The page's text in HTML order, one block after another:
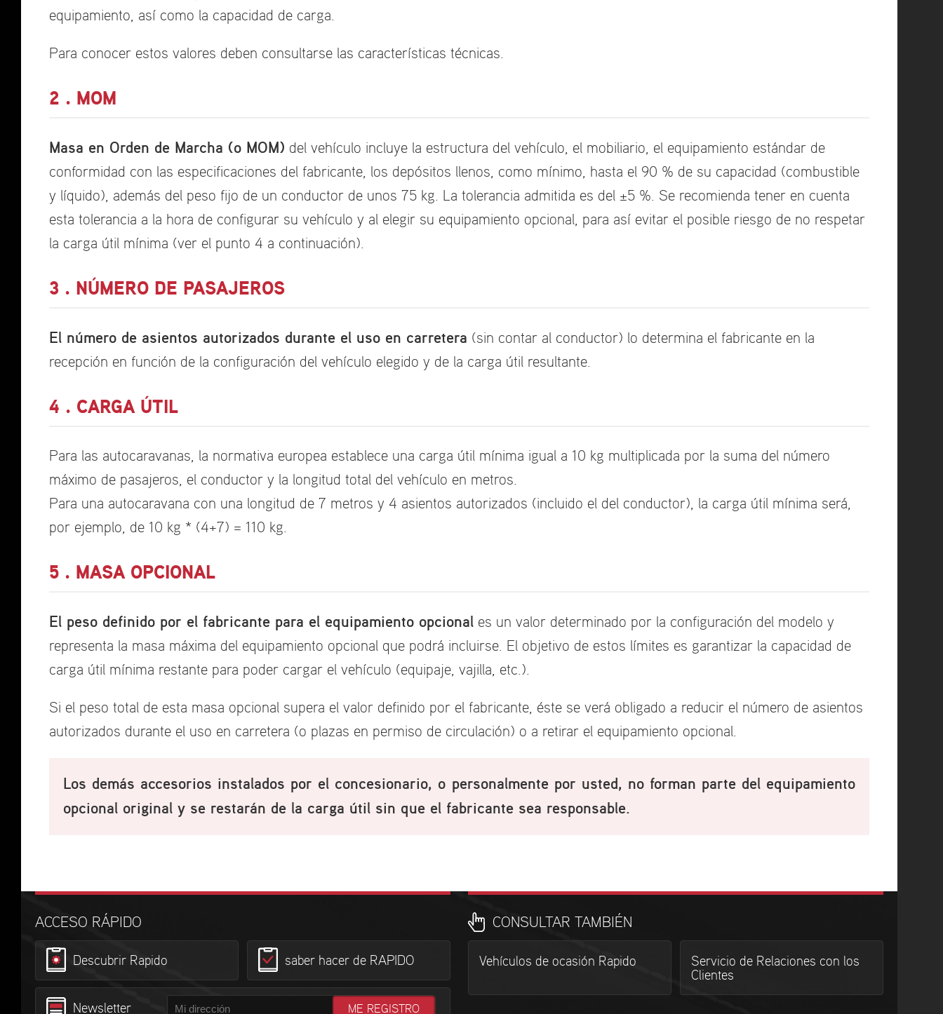
equipamiento, así como la capacidad de carga.
Para conocer estos valores deben consultarse las características técnicas.
2 . MOM
Masa en Orden de Marcha (o MOM) del vehículo incluye la estructura del vehículo, el mobiliario, el equipamiento estándar de
conformidad con las especificaciones del fabricante, los depósitos llenos, como mínimo, hasta el 90 % de su capacidad (combustible
y líquido), además del peso fijo de un conductor de unos 75 kg. La tolerancia admitida es del ±5 %. Se recomienda tener en cuenta
esta tolerancia a la hora de configurar su vehículo y al elegir su equipamiento opcional, para así evitar el posible riesgo de no respetar
la carga útil mínima (ver el punto 4 a continuación).
3 . NÚMERO DE PASAJEROS
El número de asientos autorizados durante el uso en carretera (sin contar al conductor) lo determina el fabricante en la
recepción en función de la configuración del vehículo elegido y de la carga útil resultante.
4 . CARGA ÚTIL
Para las autocaravanas, la normativa europea establece una carga útil mínima igual a 10 kg multiplicada por la suma del número
máximo de pasajeros, el conductor y la longitud total del vehículo en metros.
Para una autocaravana con una longitud de 7 metros y 4 asientos autorizados (incluido el del conductor), la carga útil mínima será,
por ejemplo, de 10 kg * (4+7) = 110 kg.
5 . MASA OPCIONAL
El peso definido por el fabricante para el equipamiento opcional es un valor determinado por la configuración del modelo y
representa la masa máxima del equipamiento opcional que podrá incluirse. El objetivo de estos límites es garantizar la capacidad de
carga útil mínima restante para poder cargar el vehículo (equipaje, vajilla, etc.).
Si el peso total de esta masa opcional supera el valor definido por el fabricante, éste se verá obligado a reducir el número de asientos
autorizados durante el uso en carretera (o plazas en permiso de circulación) o a retirar el equipamiento opcional.
Los demás accesorios instalados por el concesionario, o personalmente por usted, no forman parte del equipamiento
opcional original y se restarán de la carga útil sin que el fabricante sea responsable.
ACCESO RÁPIDO
Descubrir Rapido saber hacer de RAPIDO
Newsletter
CONSULTAR TAMBIÉN
Vehículos de ocasión Rapido
Servicio de Relaciones con los
Clientes